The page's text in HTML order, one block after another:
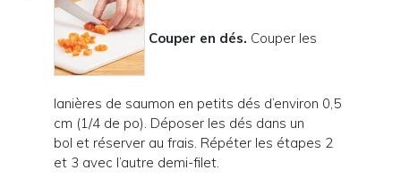
Couper en dés. Couper les
lanières de saumon en petits dés d’environ 0,5
cm (1/4 de po). Déposer les dés dans un
bol et réserver au frais. Répéter les étapes 2
et 3 avec l’autre demi-filet.